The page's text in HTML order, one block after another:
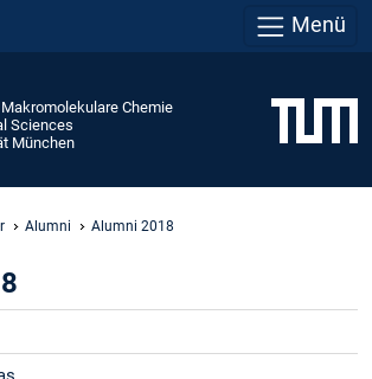
Menü
Chemie
Sciences
München
Alumni Alumni 2018